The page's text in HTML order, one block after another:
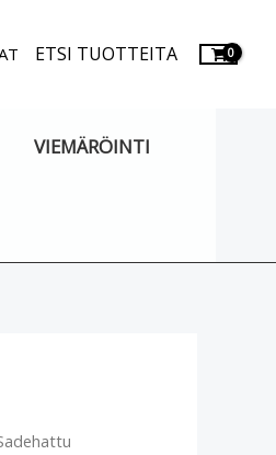
ETSI TUOTTEITA
VIEMÄRÖINTI